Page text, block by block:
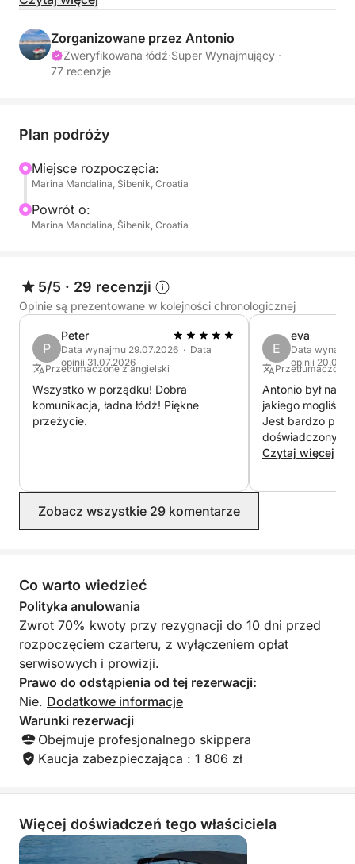
- Hydrauliczne sterowanie,
- Gniazdo 12V
- Drabinka do pływania,
- Gaśnica
Ciesz się wakacjami z Marlin 790, zwiedzaj
archipelag Szybenik, wyspy takie jak Zlarin, Žirje,
Kapri i Tijat.
Odkryj ukryte zatoczki i plaże z krystalicznie
Zorganizowane przez Antonio
Zweryfikowana łódź·Super Wynajmujący ·
77 recenzje
Plan podróży
Miejsce rozpoczęcia:
Marina Mandalina, Šibenik, Croatia
Powrót o:
Marina Mandalina, Šibenik, Croatia
5/5 · 29 recenzji
Opinie są prezentowane w kolejności chronologicznej
P
Peter
Data wynajmu 29.07.2026 · Data
opinii 31.07.2026
Przetłumaczone z angielski
Wszystko w porządku! Dobra
komunikacja, ładna łódź! Piękne
przeżycie.
E
eva
Data
opinii
Przetłumaczone
Antonio był
jakiego
Jest bardzo
doświadczony,
się całkowicie
Czytaj więcej
Zobacz wszystkie 29 komentarze
Co warto wiedzieć
Polityka anulowania
Zwrot 70% kwoty przy rezygnacji do 10 dni przed
rozpoczęciem czarteru, z wyłączeniem opłat
serwisowych i prowizji.
Prawo do odstąpienia od tej rezerwacji:
Nie. Dodatkowe informacje
Warunki rezerwacji
Obejmuje profesjonalnego skippera
Kaucja zabezpieczająca : 1 806 zł
Więcej doświadczeń tego właściciela